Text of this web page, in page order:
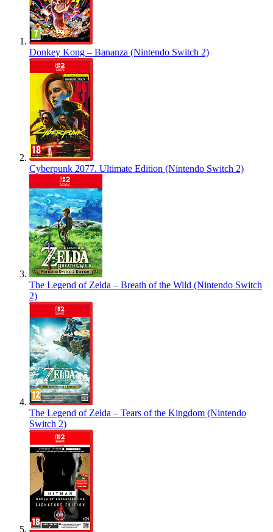
Donkey Kong – Bananza (Nintendo Switch 2)
Cyberpunk 2077. Ultimate Edition (Nintendo Switch 2)
The Legend of Zelda – Breath of the Wild (Nintendo Switch
2)
The Legend of Zelda – Tears of the Kingdom (Nintendo
Switch 2)